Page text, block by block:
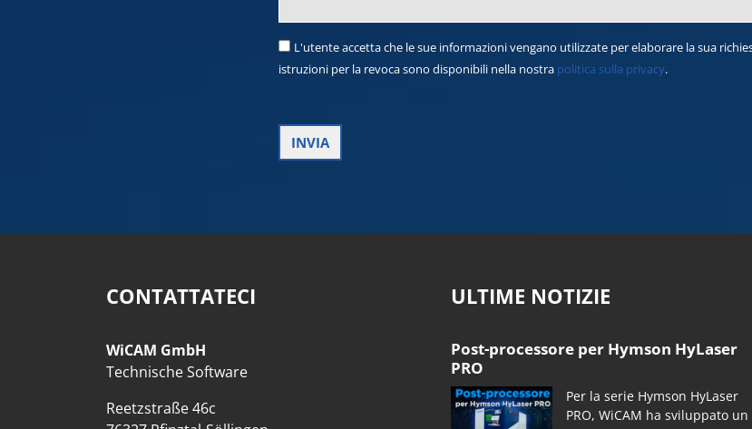
L'utente accetta che le sue informazioni vengano utilizzate per elaborare la sua
istruzioni per la revoca sono disponibili nella nostra politica sulla privacy.
CONTATTATECI
WiCAM GmbH
Technische Software
Reetzstraße 46c
ULTIME NOTIZIE
Post-processore per Hymson HyLaser
PRO
Per la serie Hymson HyLaser
PRO, WiCAM ha sviluppato un